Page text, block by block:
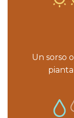
Un sorso